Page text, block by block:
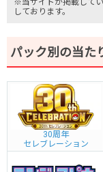
※当サイトが掲載して
しております。
パック別の当た
30周年
セレブレーション